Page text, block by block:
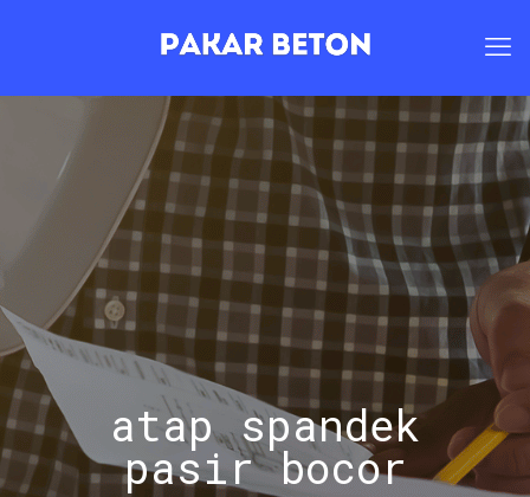
atap spandek
pasir bocor